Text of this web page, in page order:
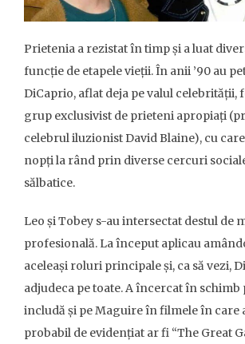
Prietenia a rezistat în timp și a luat
funcție de etapele vieții. În anii ’90 au
DiCaprio, aflat deja pe valul celebrității,
grup exclusivist de prieteni apropiați
celebrul iluzionist David Blaine), cu
nopți la rând prin diverse cercuri
sălbatice.
Leo și Tobey s-au intersectat destul de
profesională. La început aplicau
aceleași roluri principale și, ca să vezi,
adjudeca pe toate. A încercat în
includă și pe Maguire în filmele în care
probabil de evidențiat ar fi “The Great